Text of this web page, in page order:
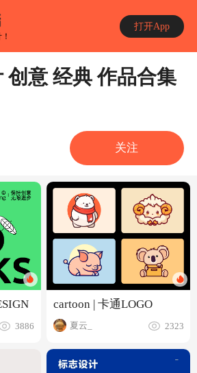
打开App
创意 经典 作品合集
关注
3886
cartoon | 卡通LOGO
夏云_ 2323